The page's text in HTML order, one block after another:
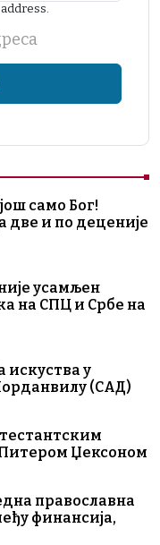
само Бог!
две и по деценије
усамљен
на СПЦ и Србе на
искуства у
(САД)
Џексоном
православна
финансија,